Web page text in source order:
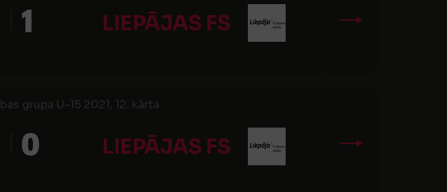
LIEPĀJAS FS
1
grupa U-15 2021, 12. kārta
LIEPĀJAS FS
0